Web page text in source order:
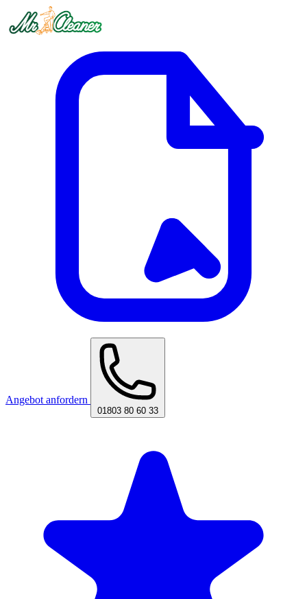
Angebot anfordern
01803 80 60 33